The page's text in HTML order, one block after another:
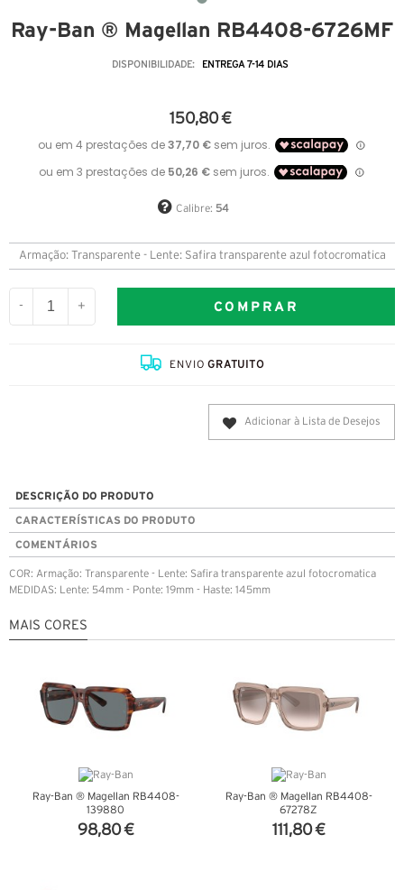
Ray-Ban ® Magellan RB4408-6726MF
DISPONIBILIDADE: ENTREGA 7-14 DIAS
150,80 €
Calibre: 54
Armação: Transparente - Lente: Safira transparente azul fotocromatica
- + COMPRAR
ENVIOGRATUITO
Adicionar à Lista de Desejos
DESCRIÇÃO DO PRODUTO
CARACTERÍSTICAS DO PRODUTO
COMENTÁRIOS
COR: Armação: Transparente - Lente: Safira transparente azul fotocromatica
MEDIDAS: Lente: 54mm - Ponte: 19mm - Haste: 145mm
MAIS CORES
Ray-Ban ® Magellan RB4408-
139880
98,80 €
Ray-Ban ® Magellan RB4408-
67278Z
111,80 €